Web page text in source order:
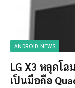
ANDROID NEWS
LG X3 หลุดโ
เป็นมือถือ